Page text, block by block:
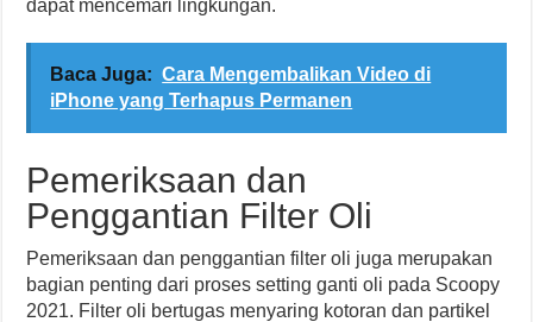
dapat mencemari lingkungan.
Baca Juga: Cara Mengembalikan Video di
iPhone yang Terhapus Permanen
Pemeriksaan dan
Penggantian Filter Oli
Pemeriksaan dan penggantian filter oli juga merupakan
bagian penting dari proses setting ganti oli pada Scoopy
2021. Filter oli bertugas menyaring kotoran dan partikel